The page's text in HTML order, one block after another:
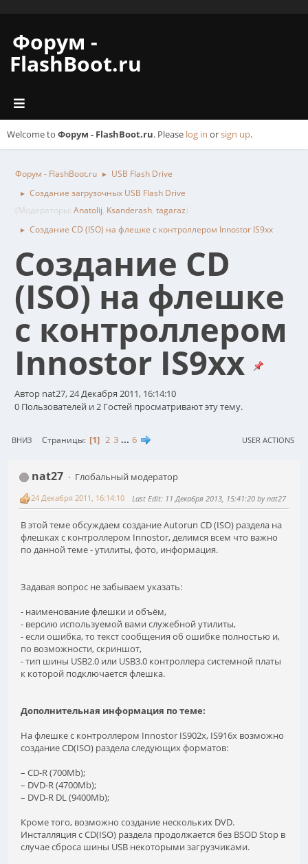
Форум -
FlashBoot.ru
Welcome to Форум - FlashBoot.ru. Please log in orsign up.
Форум - FlashBoot.ru ► USB Flash Drive
►
Создание загрузочных USB Flash Drive
(Модераторы: Anatolij, Ksanderash, tagaraz)
► Создание CD (ISO) на флешке с контроллером Innostor IS9xx
Создание CD
(ISO) на флешке
с контроллером
Innostor IS9xx
Автор nat27, 24 Декабря 2011, 16:14:10
0 Пользователей и 2 Гостей просматривают эту тему.
ВНИЗ Страницы 1 2 3 ... 6 USER ACTIONS
nat27 Глобальный модератор
24 Декабря 2011, 16:14:10 Last Edit: 11 Декабря 2013, 15:41:20 by nat27
В этой теме обсуждаем создание Autorun CD (ISO) раздела на
флешках с контроллером Innostor, делимся всем что важно
по данной теме - утилиты, фото, информация.
Задавая вопрос не забываем указать:
- наименование флешки и объём,
- версию используемой вами служебной утилиты,
- если ошибка, то текст сообщения об ошибке полностью и,
по возможности, скриншот,
- тип шины USB2.0 или USB3.0 контроллера системной платы
к которой подключается флешка.
Дополнительная информация по теме:
На флешке с контроллером Innostor IS902x, IS916x возможно
создание CD(ISO) раздела следующих форматов:
– CD-R (700Mb);
– DVD-R (4700Mb);
– DVD-R DL (9400Mb);
Кроме того, возможно создание нескольких DVD.
Инсталляция с CD(ISO) раздела продолжается без BSOD Stop в
случае сброса шины USB некоторыми загрузчиками.